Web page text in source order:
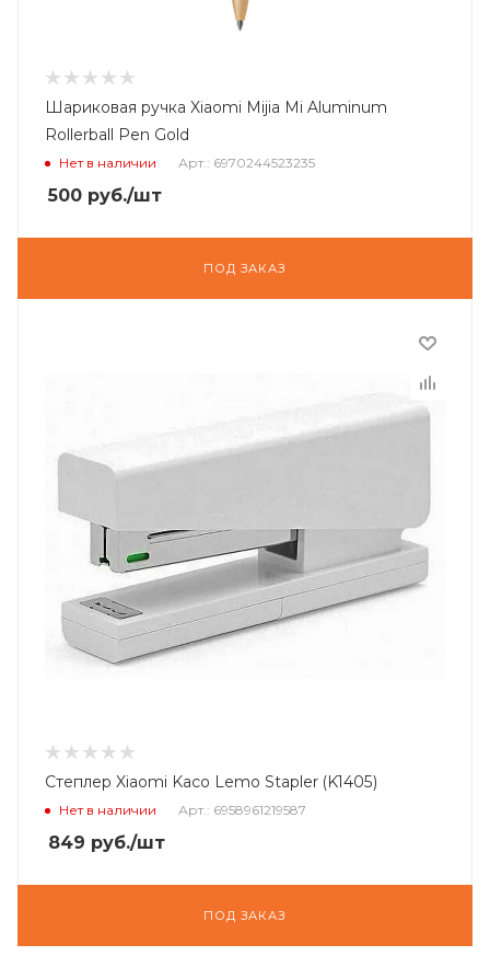
Шариковая ручка Xiaomi Mijia Mi Aluminum
Rollerball Pen Gold
Нет в наличии Арт.: 6970244523235
500 руб./шт
ПОД ЗАКАЗ
Степлер Xiaomi Kaco Lemo Stapler (K1405)
Нет в наличии Арт.: 6958961219587
849 руб./шт
ПОД ЗАКАЗ